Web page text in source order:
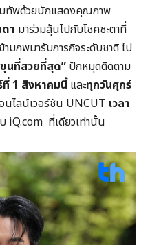
ทัพด้วยนักแสดงคุณภาพ
า มาร่วมลุ้นไปกับโชคชะตาที่
มภพมารับภารกิจระดับชาติ ไป
นที่สวยที่สุด” ปักหมุดติดตาม
ที่ 1 สิงหาคมนี้และทุกวันศุกร์
นไลน์เวอร์ชัน UNCUT เวลา
บ iQ.com ที่เดียวเท่านั้น